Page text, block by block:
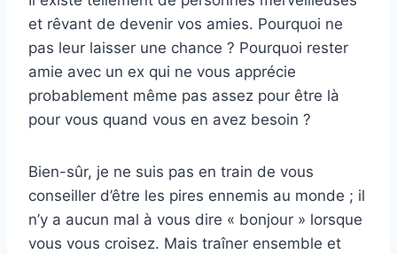
et rêvant de devenir vos amies. Pourquoi ne
pas leur laisser une chance ? Pourquoi rester
amie avec un ex qui ne vous apprécie
probablement même pas assez pour être là
pour vous quand vous en avez besoin ?
Bien-sûr, je ne suis pas en train de vous
conseiller d’être les pires ennemis au monde ; il
n’y a aucun mal à vous dire « bonjour » lorsque
vous vous croisez. Mais traîner ensemble et